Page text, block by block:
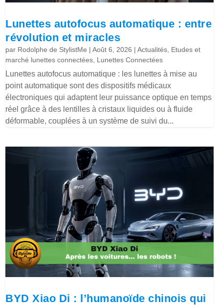
Lunettes autofocus automatique : entre
révolution et miracles
par Rodolphe de StylistMe |Août 6, 2026 |Actualités Etudes et
marché lunettes connectées Lunettes Connectées
Lunettes autofocus automatique : les lunettes à mise au
point automatique sont des dispositifs médicaux
électroniques qui adaptent leur puissance optique en temps
réel grâce à des lentilles à cristaux liquides ou à fluide
déformable, couplées à un système de suivi du...
BYD Xiao Di : l’humanoïde chinois qui